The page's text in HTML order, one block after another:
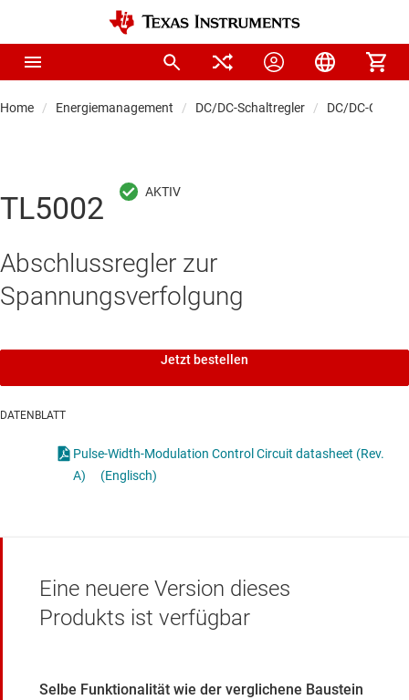
Home Energiemanagement DC/DC-Schaltregler DC/DC-
TL5002
Abschlussregler zur
Spannungsverfolgung
Jetzt bestellen
DATENBLATT
Pulse-Width-Modulation Control Circuit datasheet (Rev.
A)
(Englisch)
Eine neuere Version dieses
Produkts ist verfügbar
Selbe Funktionalität wie der verglichene Baustein